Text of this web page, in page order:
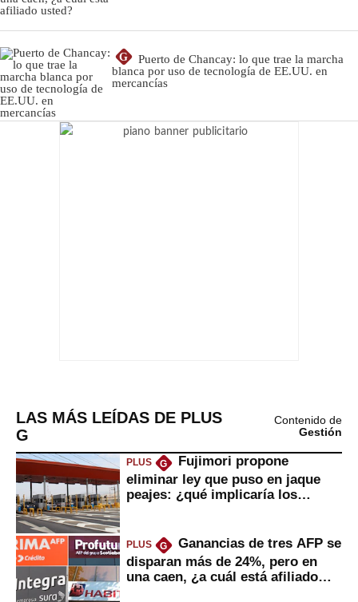
G
Puerto de Chancay: lo que trae la marcha
blanca por uso de tecnología de EE.UU. en
mercancías
LAS MÁS LEÍDAS DE PLUS
G
Contenido de
Gestión
PLUS G
Fujimori propone
eliminar ley que puso en jaque
peajes: ¿qué implicaría los
PLUS G
Ganancias de tres AFP se
disparan más de 24%, pero en
una caen, ¿a cuál está afiliado